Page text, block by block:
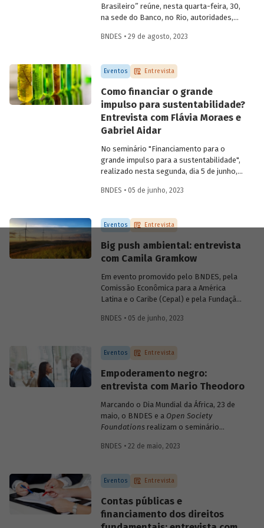
Brasileiro” reúne, nesta quarta-feira, 30,
na sede do Banco, no Rio, autoridades,
discutir e propor ações para o setor
desenvolvimento nacional. Para saber
mais sobre a importância da retomada
entrevistamos Juca Ferreira, assessor da
presidência do BNDES e ex-Ministro de
Estado da Cultura.
BNDES • 29 de agosto, 2023
Eventos Entrevista
Como financiar o grande
impulso para sustentabilidade?
Entrevista com Flávia Moraes e
Gabriel Aidar
No seminário "Financiamento para o
grande impulso para a sustentabilidade",
realizado nesta segunda, dia 5 de junho,
estratégias para destravar a transição
Latina. Para saber mais sobre
possibilidades de financiamento para uma
Brasil, entrevistamos os economistas
Gabriel Aidar e Flávia Moraes, autores do
relatório "Financiando o
Big Push:
caminhos para destravar a transição
social e ecológica no Brasil".
BNDES • 05 de junho, 2023
Eventos Entrevista
Big push ambiental: entrevista
com Camila Gramkow
Em evento promovido pelo BNDES, pela
Comissão Econômica para a América
Latina e o Caribe (Cepal) e pela Fundação
segunda-feira, 5 de junho, especialistas
no Brasil e na América Latina. Para saber
ambiental, conversamos com a
economista Camila Gramkow, da Cepal,
que coordenou o relatório “Financiando o
Big Push: caminhos para destravar a
transição social e ecológica no Brasil”,
BNDES • 05 de junho, 2023
Eventos Entrevista
Empoderamento negro:
entrevista com Mario Theodoro
Marcando o Dia Mundial da África, 23 de
maio, o BNDES e a Open Society
Foundationsrealizam o seminário
Transformação da Economia. O encontro
financeiro e empresarial brasileiros. Em
entrevista para o blog, o professor Mario
Theodoro comenta o impacto da
desigualdade na história econômica do
BNDES • 22 de maio, 2023
Eventos Entrevista
Contas públicas e
financiamento dos direitos